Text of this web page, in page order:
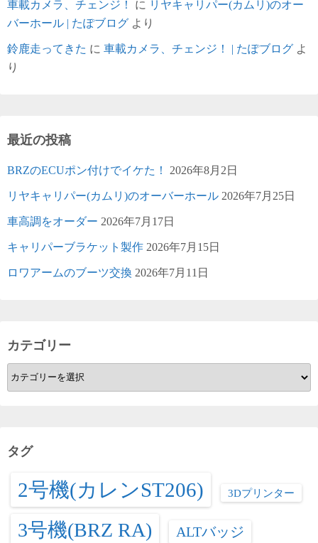
車載カメラ、チェンジ！ に リヤキャリパー(カムリ)のオー
バーホール | たぽブログ より
鈴鹿走ってきた に 車載カメラ、チェンジ！ | たぽブログ よ
り
最近の投稿
BRZのECUポン付けでイケた！ 2026年8月2日
リヤキャリパー(カムリ)のオーバーホール 2026年7月25日
車高調をオーダー 2026年7月17日
キャリパーブラケット製作 2026年7月15日
ロワアームのブーツ交換 2026年7月11日
カテゴリー
カ
テ
ー
タグ
2号機(カレンST206) 3Dプリンター
3号機(BRZ RA) ALTバッジ